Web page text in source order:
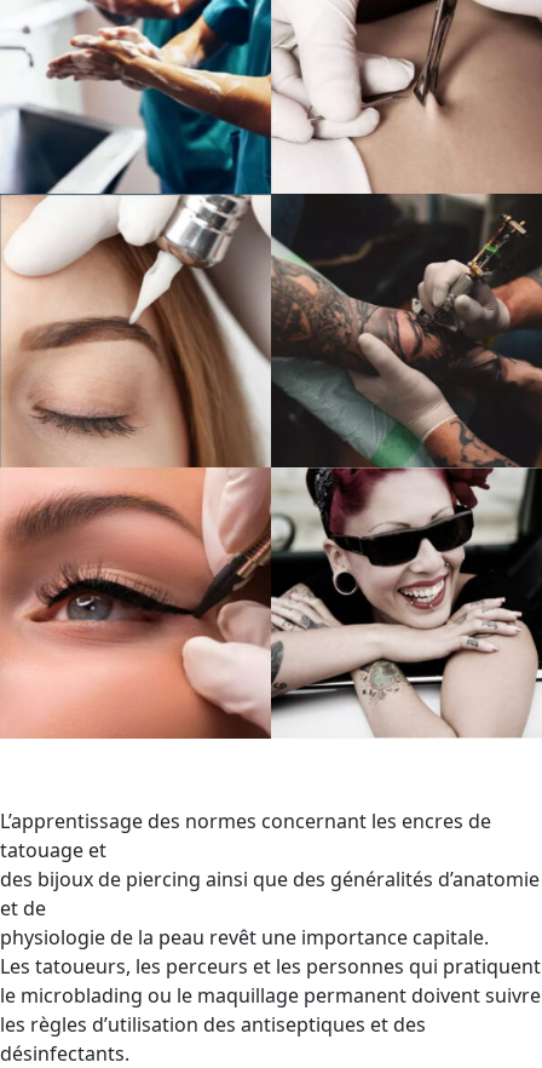
L’apprentissage des normes concernant les encres de
tatouage et
des bijoux de piercing ainsi que des généralités d’anatomie
et de
physiologie de la peau revêt une importance capitale.
Les tatoueurs, les perceurs et les personnes qui pratiquent
le microblading ou le maquillage permanent doivent suivre
les règles d’utilisation des antiseptiques et des
désinfectants.